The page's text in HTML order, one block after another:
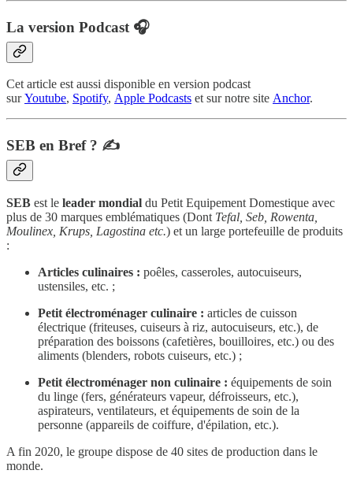
La version Podcast 🎧
Cet article est aussi disponible en version podcast
surYoutube, Spotify, Apple Podcasts et sur notre site Anchor.
SEB en Bref ? ✍️
SEB est le leader mondial du Petit Equipement Domestique avec
plus de 30 marques emblématiques (Dont Tefal, Seb, Rowenta,
Moulinex, Krups, Lagostina etc.) et un large portefeuille de produits
:
Articles culinaires : poêles, casseroles, autocuiseurs,
ustensiles, etc. ;
Petit électroménager culinaire : articles de cuisson
électrique (friteuses, cuiseurs à riz, autocuiseurs, etc.), de
préparation des boissons (cafetières, bouilloires, etc.) ou des
aliments (blenders, robots cuiseurs, etc.) ;
Petit électroménager non culinaire : équipements de soin
du linge (fers, générateurs vapeur, défroisseurs, etc.),
aspirateurs, ventilateurs, et équipements de soin de la
personne (appareils de coiffure, d'épilation, etc.).
A fin 2020, le groupe dispose de 40 sites de production dans le
monde.